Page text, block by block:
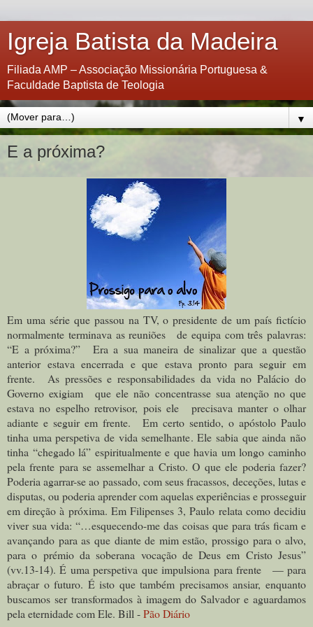
Igreja Batista da Madeira
Filiada AMP – Associação Missionária Portuguesa &
Faculdade Baptista de Teologia
▼
E a próxima?
Em uma série que passou na TV, o presidente de um país fictício
normalmente terminava as reuniões de equipa com três palavras:
“E a próxima?” Era a sua maneira de sinalizar que a questão
anterior estava encerrada e que estava pronto para seguir em
frente. As pressões e responsabilidades da vida no Palácio do
Governo exigiam que ele não concentrasse sua atenção no que
estava no espelho retrovisor, pois ele precisava manter o olhar
adiante e seguir em frente. Em certo sentido, o apóstolo Paulo
tinha uma perspetiva de vida semelhante. Ele sabia que ainda não
tinha “chegado lá” espiritualmente e que havia um longo caminho
pela frente para se assemelhar a Cristo. O que ele poderia fazer?
Poderia agarrar-se ao passado, com seus fracassos, deceções, lutas e
disputas, ou poderia aprender com aquelas experiências e prosseguir
em direção à próxima. Em Filipenses 3, Paulo relata como decidiu
viver sua vida: “…esquecendo-me das coisas que para trás ficam e
avançando para as que diante de mim estão, prossigo para o alvo,
para o prémio da soberana vocação de Deus em Cristo Jesus”
(vv.13-14). É uma perspetiva que impulsiona para frente — para
abraçar o futuro. É isto que também precisamos ansiar, enquanto
buscamos ser transformados à imagem do Salvador e aguardamos
pela eternidade com Ele. Bill -Pão Diário